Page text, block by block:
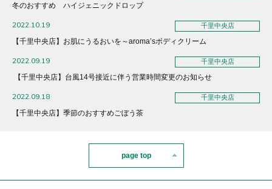
冬のおすすめ ハイジェニックドロップ
2022.10.19 千里中央店
【千里中央店】お肌にうるおいを～aroma’sボディクリーム
2022.09.19 千里中央店
【千里中央店】台風14号接近に伴う営業時間変更のお知らせ
2022.09.18 千里中央店
【千里中央店】季節のおすすめごぼう茶
page top